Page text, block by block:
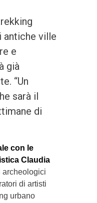
antiche ville
e
già
“Un
sarà il
di
con le
Claudia
archeologici
di artisti
urbano